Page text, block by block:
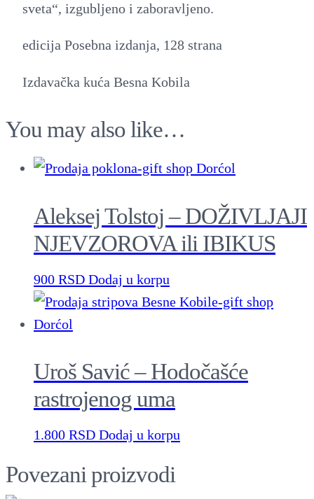
ć
A
sveta“, izgubljeno i zaboravljeno.
edicija Posebna izdanja, 128 strana
Izdavačka kuća Besna Kobila
You may also like…
Aleksej Tolstoj – DOŽIVLJAJI
NJEVZOROVA ili IBIKUS
900 RSD Dodaj u korpu
Uroš Savić – Hodočašće
rastrojenog uma
1.800 RSD Dodaj u korpu
Povezani proizvodi